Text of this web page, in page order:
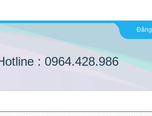
: 0964.428.986